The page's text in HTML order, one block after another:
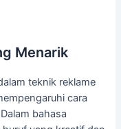
Menarik
teknik reklame
cara
bahasa